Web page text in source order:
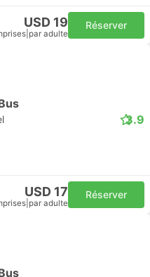
USD 19
par adulte
Réserver
3.9
USD 17
par adulte
Réserver